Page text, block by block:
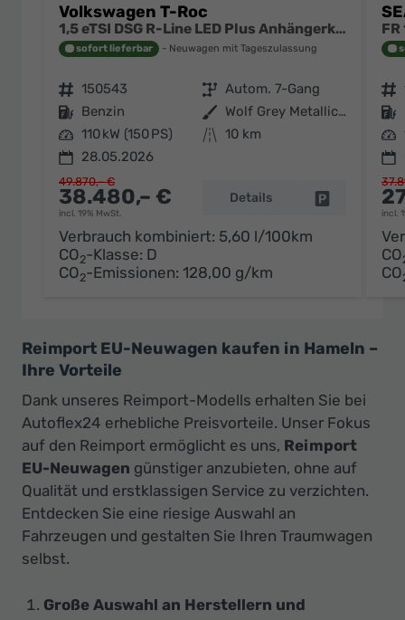
Volkswagen T-Roc
1,5 eTSI DSG R-Line LED Plus Anhängerkupplung Navi Digital Pro Sitzheizung beheiztes Lenkrad 18 Zoll Alu el.Heckklapp
sofort lieferbar Neuwagen mit Tageszulassung
Fahrzeugnr. 150543 Getriebe Autom. 7-Gang
Kraftstoff Benzin Außenfarbe
Wolf Grey Metallic / schwarzes Dach
Leistung 110 kW (150 PS) Kilometerstand 10 km
28.05.2026
38.480,– €
incl. 19% MwSt.
49.870,– €
Details Fahrzeug
Verbrauch kombiniert: 5,60 l/100km
CO2-Klasse: D
CO2-Emissionen: 128,00 g/km
Fahrzeugnr.
Kraftstoff
Leistung
incl.
CO
CO
Reimport EU-Neuwagen kaufen in Hameln –
Ihre Vorteile
Dank unseres Reimport-Modells erhalten Sie bei
Autoflex24 erhebliche Preisvorteile. Unser Fokus
auf den Reimport ermöglicht es uns, Reimport
EU-Neuwagen günstiger anzubieten, ohne auf
Qualität und erstklassigen Service zu verzichten.
Entdecken Sie eine riesige Auswahl an
Fahrzeugen und gestalten Sie Ihren Traumwagen
selbst.
Große Auswahl an Herstellern und